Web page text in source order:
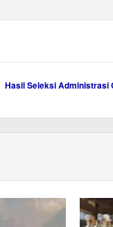
Hasil Seleksi Administrasi